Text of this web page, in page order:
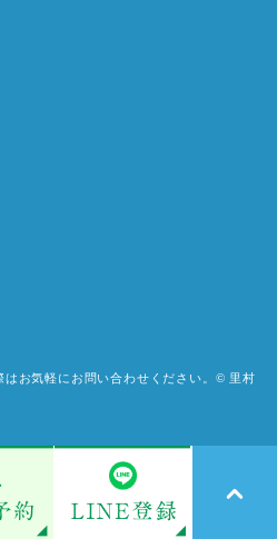
はお気軽にお問い合わせください。© 里村